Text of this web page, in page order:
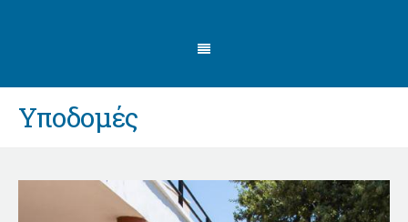
Υποδομές